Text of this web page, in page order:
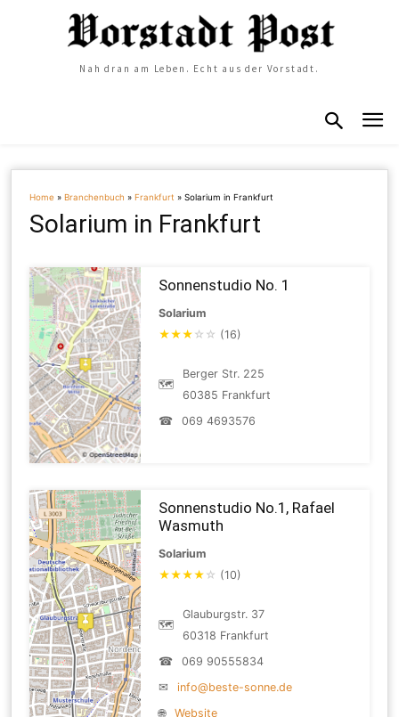
Nah dran am Leben. Echt aus der Vorstadt.
Home »Branchenbuch »Frankfurt »Solarium in Frankfurt
Solarium in Frankfurt
Sonnenstudio No. 1
Solarium
★★★ ☆ ☆ (16)
🗺
Berger Str. 225
60385 Frankfurt
☎
069 4693576
Sonnenstudio No.1, Rafael
Wasmuth
Solarium
★★★★ ☆ (10)
🗺
Glauburgstr. 37
60318 Frankfurt
☎
069 90555834
✉
info@beste-sonne.de
🌐
Website